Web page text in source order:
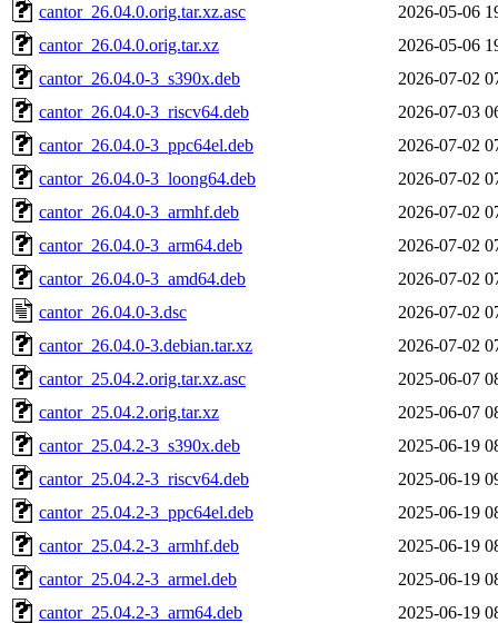
cantor_26.04.0.orig.tar.xz.asc
2026-05-06
cantor_26.04.0.orig.tar.xz
2026-05-06
cantor_26.04.0-3_s390x.deb
2026-07-02
cantor_26.04.0-3_riscv64.deb
2026-07-03
cantor_26.04.0-3_ppc64el.deb
2026-07-02
cantor_26.04.0-3_loong64.deb
2026-07-02
cantor_26.04.0-3_armhf.deb
2026-07-02
cantor_26.04.0-3_arm64.deb
2026-07-02
cantor_26.04.0-3_amd64.deb
2026-07-02
cantor_26.04.0-3.dsc
2026-07-02
cantor_26.04.0-3.debian.tar.xz
2026-07-02
cantor_25.04.2.orig.tar.xz.asc
2025-06-07
cantor_25.04.2.orig.tar.xz
2025-06-07
cantor_25.04.2-3_s390x.deb
2025-06-19
cantor_25.04.2-3_riscv64.deb
2025-06-19
cantor_25.04.2-3_ppc64el.deb
2025-06-19
cantor_25.04.2-3_armhf.deb
2025-06-19
cantor_25.04.2-3_armel.deb
2025-06-19
cantor_25.04.2-3_arm64.deb
2025-06-19